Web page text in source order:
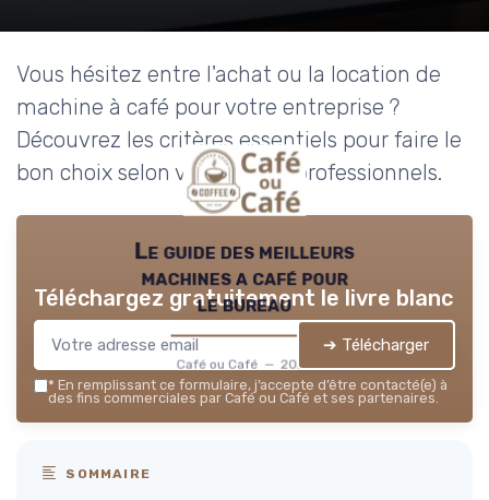
Vous hésitez entre l'achat ou la location de
machine à café pour votre entreprise ?
Découvrez les critères essentiels pour faire le
bon choix selon vos besoins professionnels.
Le guide des meilleurs
machines a café pour
le bureau
Café ou Café — 2026
Téléchargez gratuitement le livre blanc
➔ Télécharger
* En remplissant ce formulaire, j’accepte d’être contacté(e) à
des fins commerciales par Café ou Café et ses partenaires.
SOMMAIRE